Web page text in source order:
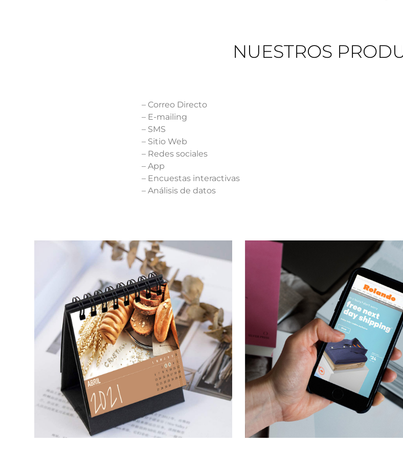
NUESTROS
– Correo Directo
– E-mailing
– SMS
– Sitio Web
– Redes sociales
– App
– Encuestas interactivas
– Análisis de datos